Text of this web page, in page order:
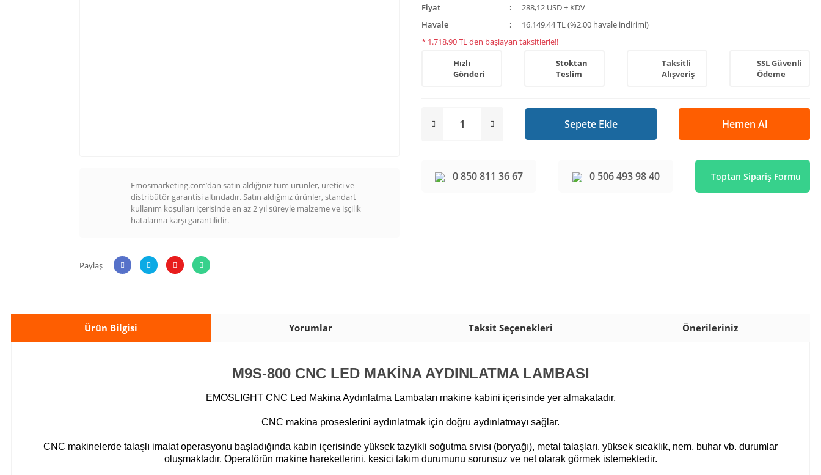
Emosmarketing.com’dan satın aldığınız tüm ürünler, üretici ve
distribütör garantisi altındadır. Satın aldığınız ürünler, standart
kullanım koşulları içerisinde en az 2 yıl süreyle malzeme ve işçilik
hatalarına karşı garantilidir.
Paylaş
Fiyat
288,12 USD + KDV
Havale
16.149,44 TL (%2,00 havale indirimi)
* 1.718,90 TL den başlayan taksitlerle!!
Hızlı
Gönderi
Stoktan
Teslim
Taksitli
Alışveriş
SSL Güvenli
Ödeme
Sepete Ekle Hemen Al
0 850 811 36 67 0 506 493 98 40 Toptan Sipariş Formu
Ürün Bilgisi Yorumlar Taksit Seçenekleri Önerileriniz
M9S-800 CNC LED MAKİNA AYDINLATMA LAMBASI
EMOSLIGHT CNC Led Makina Aydınlatma Lambaları makine kabini içerisinde yer almakatadır.
CNC makina proseslerini aydınlatmak için doğru aydınlatmayı sağlar.
CNC makinelerde talaşlı imalat operasyonu başladığında kabin içerisinde yüksek tazyikli soğutma sıvısı (boryağı), metal talaşları, yüksek sıcaklık, nem, buhar vb. durumlar
oluşmaktadır. Operatörün makine hareketlerini, kesici takım durumunu sorunsuz ve net olarak görmek istemektedir.